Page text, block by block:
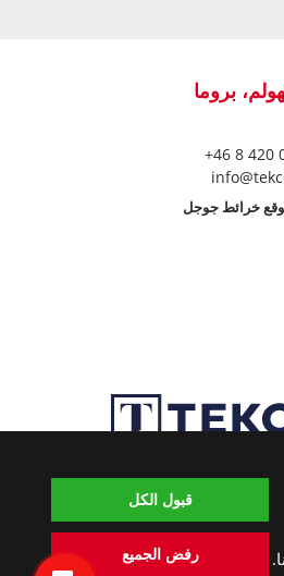
بروما
+46 8 420
خرائط جوجل
قبول الكل
رفض الجميع